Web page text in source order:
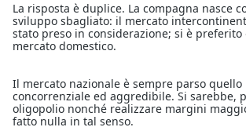
La risposta è duplice. La compagna nasce
sviluppo sbagliato: il mercato
stato preso in considerazione; si è
mercato domestico.
Il mercato nazionale è sempre parso quello
concorrenziale ed aggredibile. Si sarebbe,
oligopolio nonché realizzare margini
fatto nulla in tal senso.